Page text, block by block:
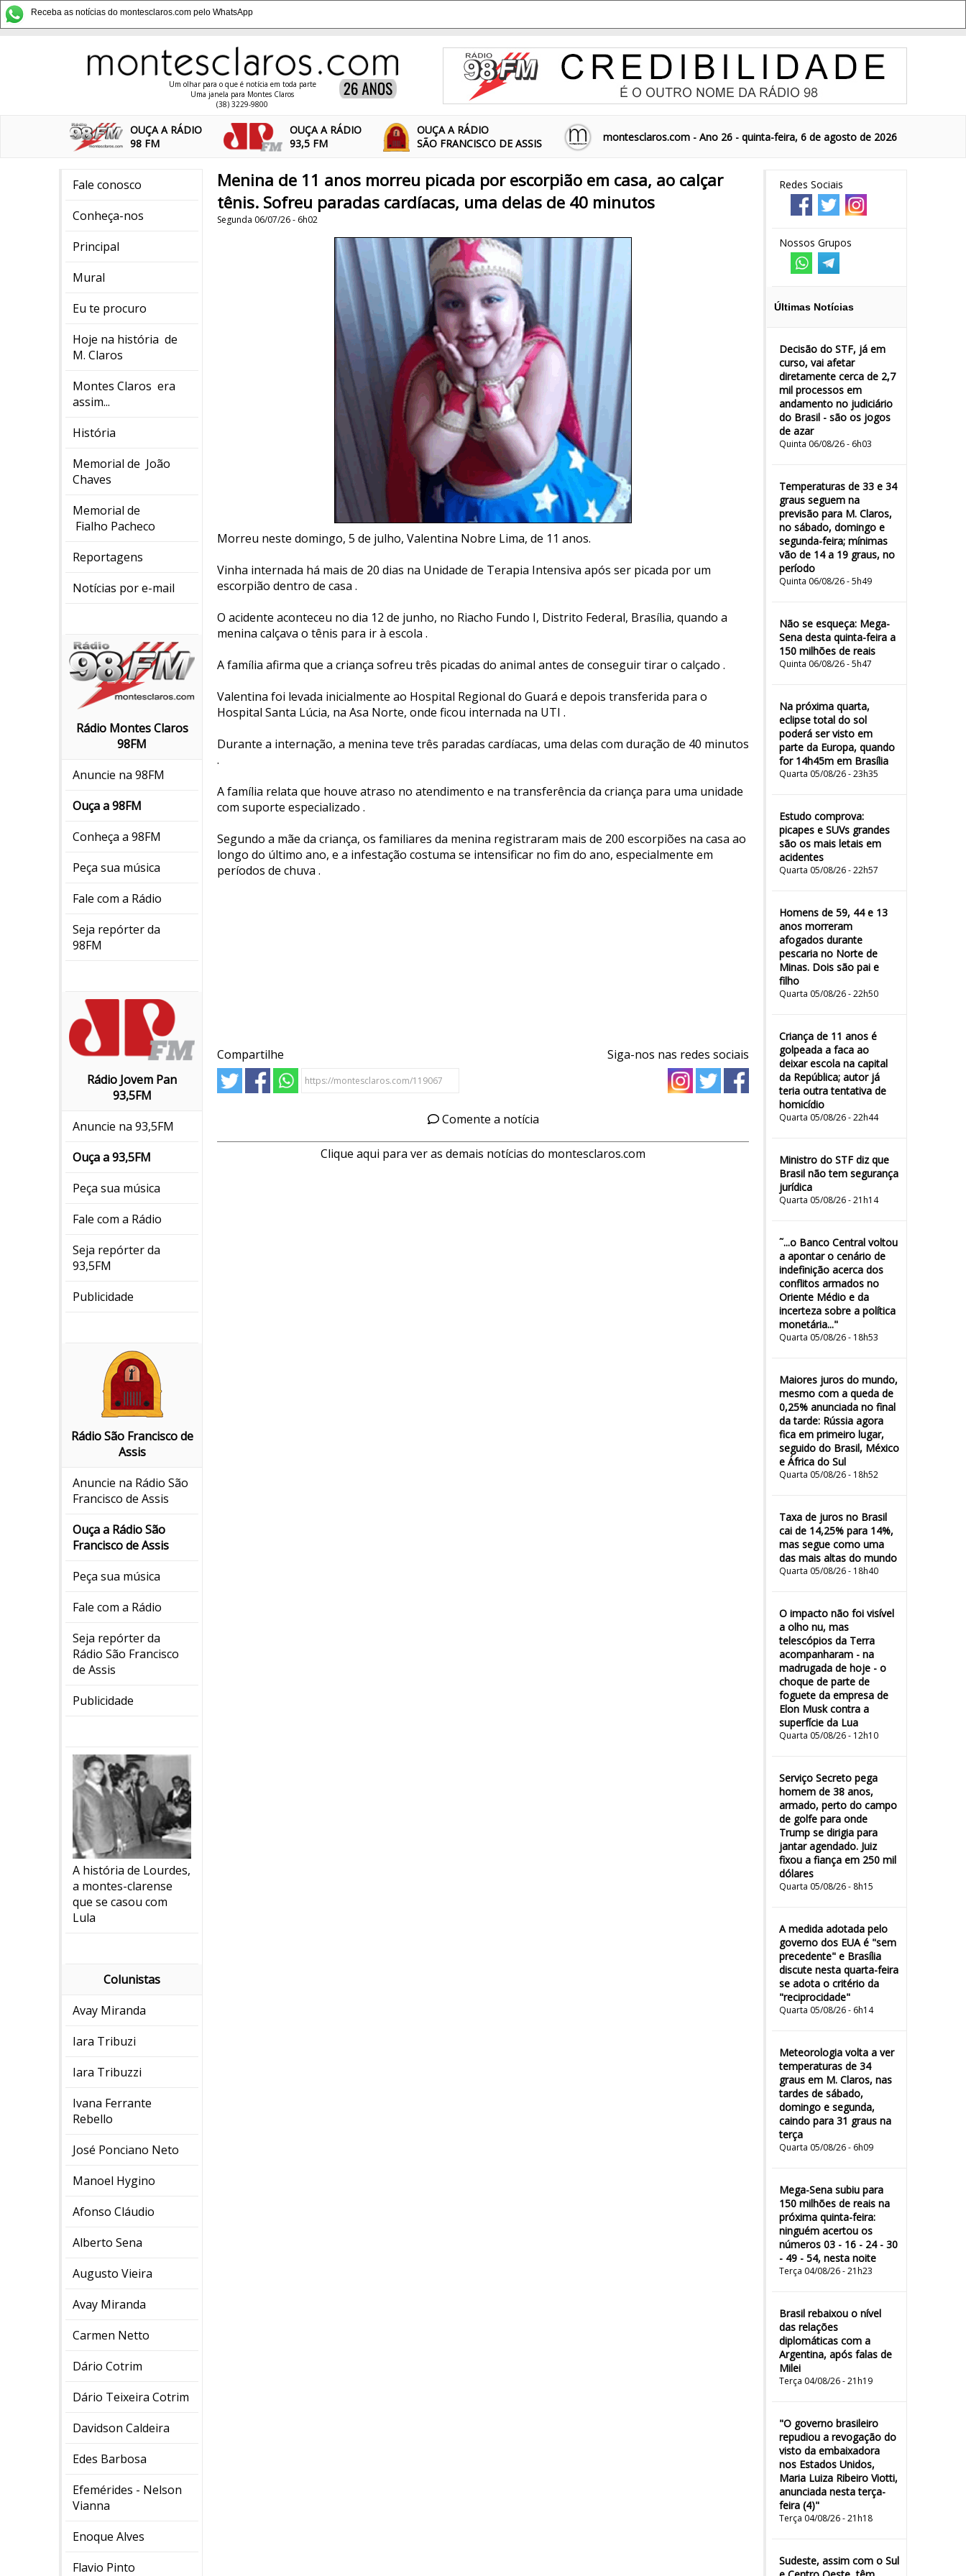
Receba as notícias do montesclaros.com pelo WhatsApp
Um olhar para o que é notícia em toda parte
Uma janela para Montes Claros
(38) 3229-9800
OUÇA A RÁDIO
98 FM
OUÇA A RÁDIO
93,5 FM
OUÇA A RÁDIO
SÃO FRANCISCO DE ASSIS
montesclaros.com - Ano 26 - quinta-feira, 6 de agosto de 2026
Fale conosco
Conheça-nos
Principal
Mural
Eu te procuro
Hoje na história de
M. Claros
Montes Claros era
assim...
História
Memorial de João
Chaves
Memorial de
Fialho Pacheco
Reportagens
Notícias por e-mail
Rádio Montes Claros
98FM
Anuncie na 98FM
Ouça a 98FM
Conheça a 98FM
Peça sua música
Fale com a Rádio
Seja repórter da
98FM
Rádio Jovem Pan
93,5FM
Anuncie na 93,5FM
Ouça a 93,5FM
Peça sua música
Fale com a Rádio
Seja repórter da
93,5FM
Publicidade
Rádio São Francisco de
Assis
Anuncie na Rádio São
Francisco de Assis
Ouça a Rádio São
Francisco de Assis
Peça sua música
Fale com a Rádio
Seja repórter da
Rádio São Francisco
de Assis
Publicidade
A história de Lourdes,
a montes-clarense
que se casou com
Lula
Colunistas
Avay Miranda
Iara Tribuzi
Iara Tribuzzi
Ivana Ferrante
Rebello
José Ponciano Neto
Manoel Hygino
Afonso Cláudio
Alberto Sena
Augusto Vieira
Avay Miranda
Carmen Netto
Dário Cotrim
Dário Teixeira Cotrim
Davidson Caldeira
Edes Barbosa
Efemérides - Nelson
Vianna
Enoque Alves
Flavio Pinto
Redes Sociais
Nossos Grupos
Últimas Notícias
Decisão do STF, já em
curso, vai afetar
diretamente cerca de 2,7
mil processos em
andamento no judiciário
do Brasil - são os jogos
de azar
Quinta 06/08/26 - 6h03
Temperaturas de 33 e 34
graus seguem na
previsão para M. Claros,
no sábado, domingo e
segunda-feira; mínimas
vão de 14 a 19 graus, no
período
Quinta 06/08/26 - 5h49
Não se esqueça: Mega-
Sena desta quinta-feira a
150 milhões de reais
Quinta 06/08/26 - 5h47
Na próxima quarta,
eclipse total do sol
poderá ser visto em
parte da Europa, quando
for 14h45m em Brasília
Quarta 05/08/26 - 23h35
Estudo comprova:
picapes e SUVs grandes
são os mais letais em
acidentes
Quarta 05/08/26 - 22h57
Homens de 59, 44 e 13
anos morreram
afogados durante
pescaria no Norte de
Minas. Dois são pai e
filho
Quarta 05/08/26 - 22h50
Criança de 11 anos é
golpeada a faca ao
deixar escola na capital
da República; autor já
teria outra tentativa de
homicídio
Quarta 05/08/26 - 22h44
Ministro do STF diz que
Brasil não tem segurança
jurídica
Quarta 05/08/26 - 21h14
˜...o Banco Central voltou
a apontar o cenário de
indefinição acerca dos
conflitos armados no
Oriente Médio e da
incerteza sobre a política
monetária..."
Quarta 05/08/26 - 18h53
Maiores juros do mundo,
mesmo com a queda de
0,25% anunciada no final
da tarde: Rússia agora
fica em primeiro lugar,
seguido do Brasil, México
e África do Sul
Quarta 05/08/26 - 18h52
Taxa de juros no Brasil
cai de 14,25% para 14%,
mas segue como uma
das mais altas do mundo
Quarta 05/08/26 - 18h40
O impacto não foi visível
a olho nu, mas
telescópios da Terra
acompanharam - na
madrugada de hoje - o
choque de parte de
foguete da empresa de
Elon Musk contra a
superfície da Lua
Quarta 05/08/26 - 12h10
Serviço Secreto pega
homem de 38 anos,
armado, perto do campo
de golfe para onde
Trump se dirigia para
jantar agendado. Juiz
fixou a fiança em 250 mil
dólares
Quarta 05/08/26 - 8h15
A medida adotada pelo
governo dos EUA é "sem
precedente" e Brasília
discute nesta quarta-feira
se adota o critério da
"reciprocidade"
Quarta 05/08/26 - 6h14
Meteorologia volta a ver
temperaturas de 34
graus em M. Claros, nas
tardes de sábado,
domingo e segunda,
caindo para 31 graus na
terça
Quarta 05/08/26 - 6h09
Mega-Sena subiu para
150 milhões de reais na
próxima quinta-feira:
ninguém acertou os
números 03 - 16 - 24 - 30
- 49 - 54, nesta noite
Terça 04/08/26 - 21h23
Brasil rebaixou o nível
das relações
diplomáticas com a
Argentina, após falas de
Milei
Terça 04/08/26 - 21h19
"O governo brasileiro
repudiou a revogação do
visto da embaixadora
nos Estados Unidos,
Maria Luiza Ribeiro Viotti,
anunciada nesta terça-
feira (4)"
Terça 04/08/26 - 21h18
Sudeste, assim com o Sul
Menina de 11 anos morreu picada por escorpião em casa, ao calçar
tênis. Sofreu paradas cardíacas, uma delas de 40 minutos
Segunda 06/07/26 - 6h02
Morreu neste domingo, 5 de julho, Valentina Nobre Lima, de 11 anos.
Vinha internada há mais de 20 dias na Unidade de Terapia Intensiva após ser picada por um
escorpião dentro de casa .
O acidente aconteceu no dia 12 de junho, no Riacho Fundo I, Distrito Federal, Brasília, quando a
menina calçava o tênis para ir à escola .
A família afirma que a criança sofreu três picadas do animal antes de conseguir tirar o calçado .
Valentina foi levada inicialmente ao Hospital Regional do Guará e depois transferida para o
Hospital Santa Lúcia, na Asa Norte, onde ficou internada na UTI .
Durante a internação, a menina teve três paradas cardíacas, uma delas com duração de 40 minutos
.
A família relata que houve atraso no atendimento e na transferência da criança para uma unidade
com suporte especializado .
Segundo a mãe da criança, os familiares da menina registraram mais de 200 escorpiões na casa ao
longo do último ano, e a infestação costuma se intensificar no fim do ano, especialmente em
períodos de chuva .
Compartilhe Siga-nos nas redes sociais
Comente a notícia
Clique aqui para ver as demais notícias do montesclaros.com